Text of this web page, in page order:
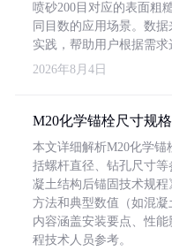
喷砂200目对应的表面粗
同目数的应用场景。数
实践，帮助用户根据需求
2026年8月4日
M20化学锚栓尺寸规
本文详细解析M20化学
括螺杆直径、钻孔尺寸
凝土结构后锚固技术规程
方法和典型数值（如混凝
内容涵盖安装要点、性
程技术人员参考。